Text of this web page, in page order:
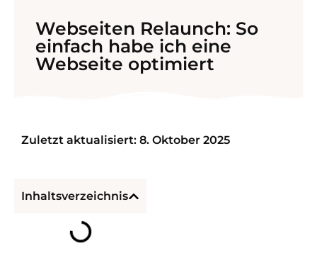
Webseiten Relaunch: So
einfach habe ich eine
Webseite optimiert
Zuletzt aktualisiert: 8. Oktober 2025
Inhaltsverzeichnis